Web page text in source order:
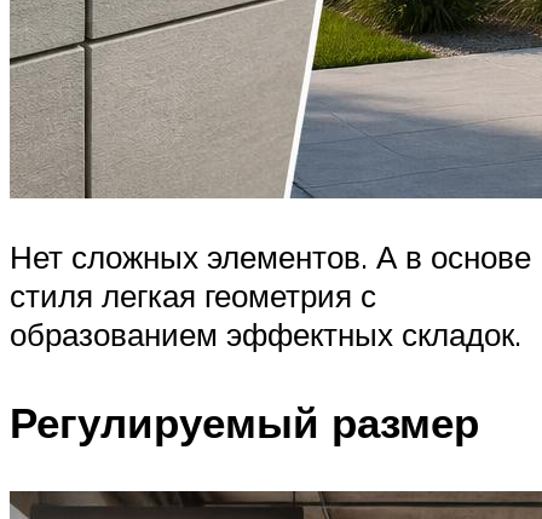
Нет сложных элементов. А в основе
стиля легкая геометрия с
образованием эффектных складок.
Регулируемый размер